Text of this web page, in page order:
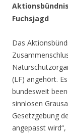
Fuchsjagd
Das
(LF) angehört.
bundesweit
sinnlosen
Gesetzgebung
angepasst